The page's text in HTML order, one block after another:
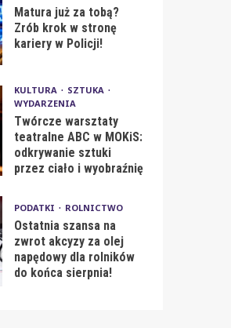
Matura już za tobą?
Zrób krok w stronę
kariery w Policji!
KULTURA
SZTUKA
WYDARZENIA
Twórcze warsztaty
teatralne ABC w MOKiS:
odkrywanie sztuki
przez ciało i wyobraźnię
PODATKI ROLNICTWO
Ostatnia szansa na
zwrot akcyzy za olej
napędowy dla rolników
do końca sierpnia!